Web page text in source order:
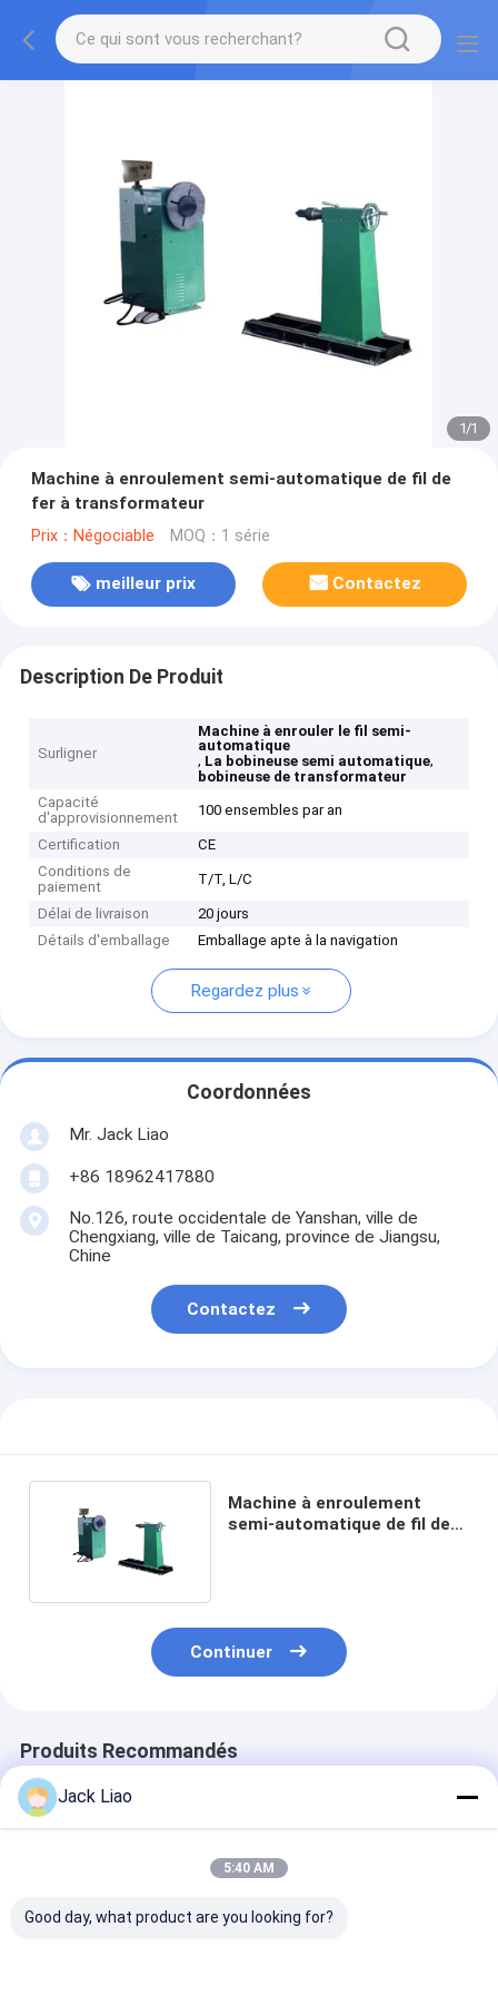
1/1
Machine à enroulement semi-automatique de fil de
fer à transformateur
Prix：Négociable MOQ：1 série
meilleur prix Contactez
Description De Produit
Surligner
Machine à enrouler le fil semi-
automatique
, La bobineuse semi automatique,
bobineuse de transformateur
Capacité
d'approvisionnement
100 ensembles par an
Certification
CE
Conditions de
paiement
T/T, L/C
Délai de livraison
20 jours
Détails d'emballage
Emballage apte à la navigation
Regardez plus
Coordonnées
Mr. Jack Liao
+86 18962417880
No.126, route occidentale de Yanshan, ville de
Chengxiang, ville de Taicang, province de Jiangsu,
Chine
Contactez
Machine à enroulement
semi-automatique de fil de
Continuer
Produits Recommandés
Jack Liao
5:40 AM
Good day, what product are you looking for?